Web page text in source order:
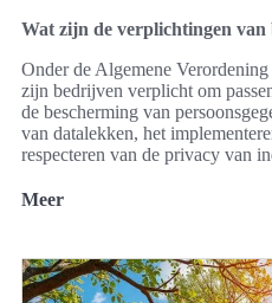
Wat zijn de verplichtingen
Onder de Algemene
zijn bedrijven verplicht om
de bescherming van
van datalekken, het
respecteren van de privacy van
Meer